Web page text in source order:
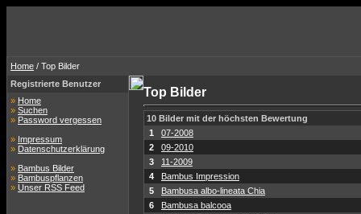
Home / Top Bilder
Registrierte Benutzer
» Home
» Suchen
» Password vergessen
» Impressum
» Datenschutzerklärung
» Bambus Bilder
» Bambuspflanzen
» Unser RSS Feed
Top Bilder
10 Bilder mit der höchsten Bewertung
1
07-2008
2
09-2010
3
11-2009
4
Bambus Impression
5
Bambusa albo-lineata Chia
6
Bambusa balcooa